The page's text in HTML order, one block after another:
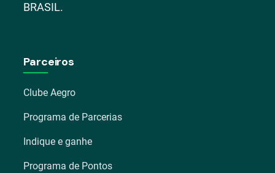
BRASIL.
Parceiros
Clube Aegro
Programa de Parcerias
Indique e ganhe
Programa de Pontos